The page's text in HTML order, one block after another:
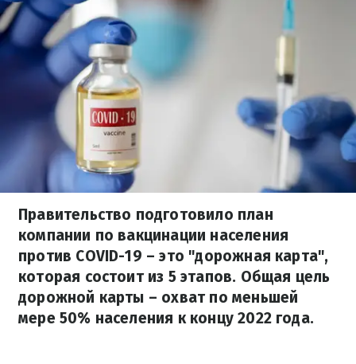
Правительство подготовило план
компании по вакцинации населения
против COVID-19 – это "дорожная карта",
которая состоит из 5 этапов. Общая цель
дорожной карты – охват по меньшей
мере 50% населения к концу 2022 года.